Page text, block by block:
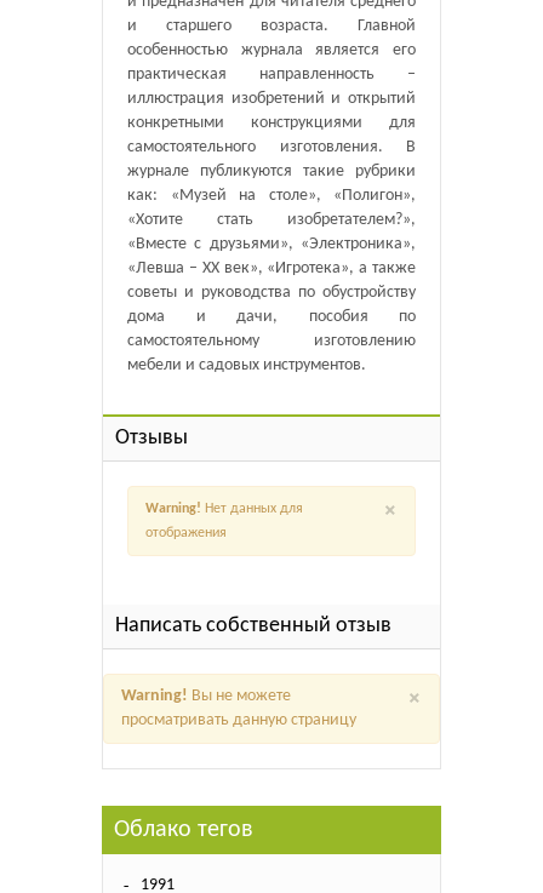
и старшего возраста. Главной
особенностью журнала является его
практическая направленность –
иллюстрация изобретений и открытий
конкретными конструкциями для
самостоятельного изготовления. В
журнале публикуются такие рубрики
как: «Музей на столе», «Полигон»,
«Хотите стать изобретателем?»,
«Вместе с друзьями», «Электроника»,
«Левша – XX век», «Игротека», а также
советы и руководства по обустройству
дома и дачи, пособия по
самостоятельному изготовлению
мебели и садовых инструментов.
Отзывы
×
Warning! Нет данных для
отображения
Написать собственный отзыв
×
Warning! Вы не можете
просматривать данную страницу
Облако тегов
1991